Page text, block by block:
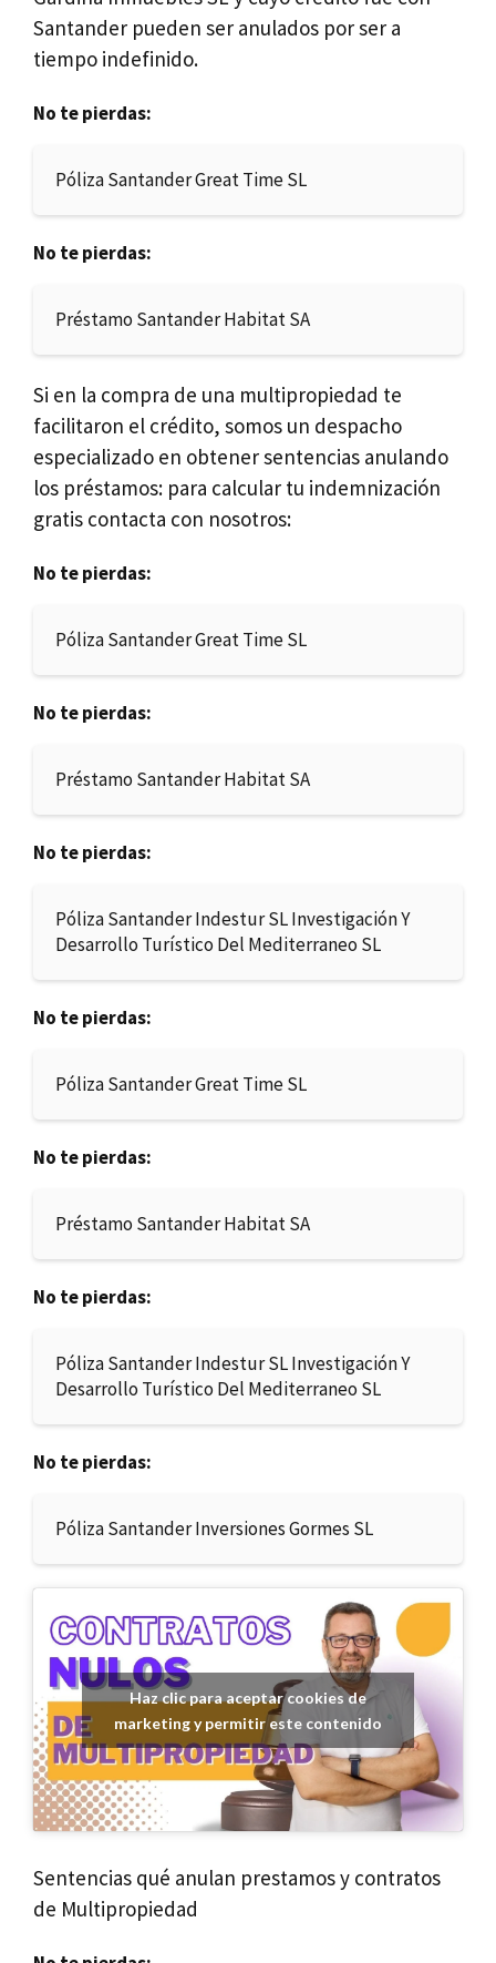
Santander pueden ser anulados por ser a
tiempo indefinido.
No te pierdas:
Póliza Santander Great Time SL
No te pierdas:
Préstamo Santander Habitat SA
Si en la compra de una multipropiedad te
facilitaron el crédito, somos un despacho
especializado en obtener sentencias anulando
los préstamos: para calcular tu indemnización
gratis contacta con nosotros:
No te pierdas:
Póliza Santander Great Time SL
No te pierdas:
Préstamo Santander Habitat SA
No te pierdas:
Póliza Santander Indestur SL Investigación Y
Desarrollo Turístico Del Mediterraneo SL
No te pierdas:
Póliza Santander Great Time SL
No te pierdas:
Préstamo Santander Habitat SA
No te pierdas:
Póliza Santander Indestur SL Investigación Y
Desarrollo Turístico Del Mediterraneo SL
No te pierdas:
Póliza Santander Inversiones Gormes SL
Haz clic para aceptar cookies de
marketing y permitir este contenido
Sentencias qué anulan prestamos y contratos
de Multipropiedad